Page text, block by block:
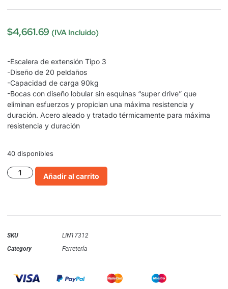
$4,661.69 (IVA Incluido)
-Escalera de extensión Tipo 3
-Diseño de 20 peldaños
-Capacidad de carga 90kg
-Bocas con diseño lobular sin esquinas “super drive” que
eliminan esfuerzos y propician una máxima resistencia y
duración. Acero aleado y tratado térmicamente para máxima
resistencia y duración
40 disponibles
Añadir al carrito
SKU
LIN17312
Category
Ferretería